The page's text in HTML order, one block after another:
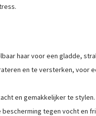
haar voor een gladde,
en te versterken, voor
en gemakkelijker te stylen.
tegen vocht en